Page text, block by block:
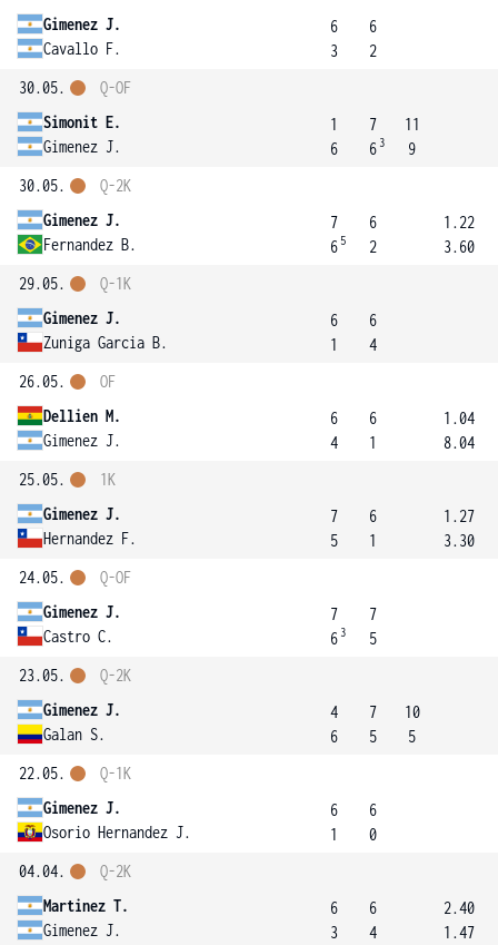
Gimenez J.
Cavallo F.
6
3
6
2
30.05.
Simonit E.
Gimenez J.
Q-OF
1
6
7
6 3
11
9
30.05.
Gimenez J.
Fernandez B.
Q-2K
7
6 5
6
2
1.22
3.60
29.05.
Gimenez J.
Zuniga Garcia B.
Q-1K
6
1
6
4
26.05.
Dellien M.
Gimenez J.
OF
6
4
6
1
1.04
8.04
25.05.
Gimenez J.
Hernandez F.
1K
7
5
6
1
1.27
3.30
24.05.
Gimenez J.
Castro C.
Q-OF
7
6 3
7
5
23.05.
Gimenez J.
Galan S.
Q-2K
4
6
7
5
10
5
22.05.
Gimenez J.
Osorio Hernandez J.
Q-1K
6
1
6
0
04.04.
Martinez T.
Gimenez J.
Q-2K
6
3
6
4
2.40
1.47